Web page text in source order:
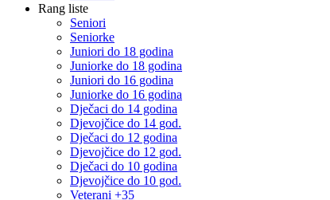
Rang liste
Seniori
Seniorke
Juniori do 18 godina
Juniorke do 18 godina
Juniori do 16 godina
Juniorke do 16 godina
Dječaci do 14 godina
Djevojčice do 14 god.
Dječaci do 12 godina
Djevojčice do 12 god.
Dječaci do 10 godina
Djevojčice do 10 god.
Veterani +35